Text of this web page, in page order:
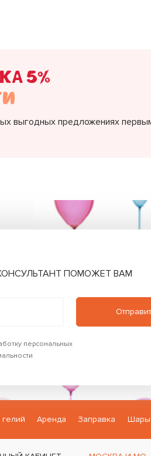
5%
выгодных предложениях
ПОМОЖЕТ ВАМ
персональных
Аренда Заправка Шары